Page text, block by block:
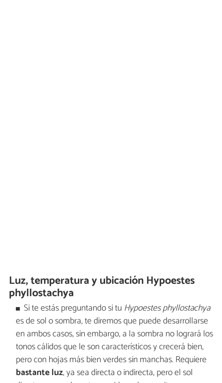
Luz, temperatura y ubicación Hypoestes
phyllostachya
Si te estás preguntando si tu Hypoestes phyllostachya
es de sol o sombra,te diremos que puede desarrollarse
en ambos casos, sin embargo, a la sombra no logrará los
tonos cálidos que le son característicos y crecerá bien,
pero con hojas más bien verdes sin manchas. Requiere
bastante luz, ya sea directa o indirecta, pero el sol